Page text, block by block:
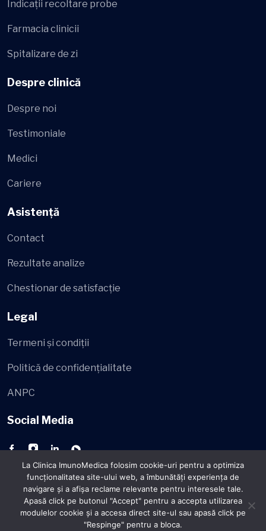
Indicații recoltare probe
Farmacia clinicii
Spitalizare de zi
Despre clinică
Despre noi
Testimoniale
Medici
Cariere
Asistență
Contact
Rezultate analize
Chestionar de satisfacție
Legal
Termeni și condiții
Politică de confidențialitate
ANPC
Social Media
© 2026 - ImunoMedicaToate drepturile rezervate.
La Clinica ImunoMedica folosim cookie-uri pentru a optimiza
funcţionalitatea site-ului web, a îmbunătăţi experienţa de
navigare şi a afişa reclame relevante pentru interesele tale.
Apasă click pe butonul "Accept" pentru a accepta utilizarea
modulelor cookie şi a accesa direct site-ul sau apasă click pe
"Respinge" pentru a bloca.